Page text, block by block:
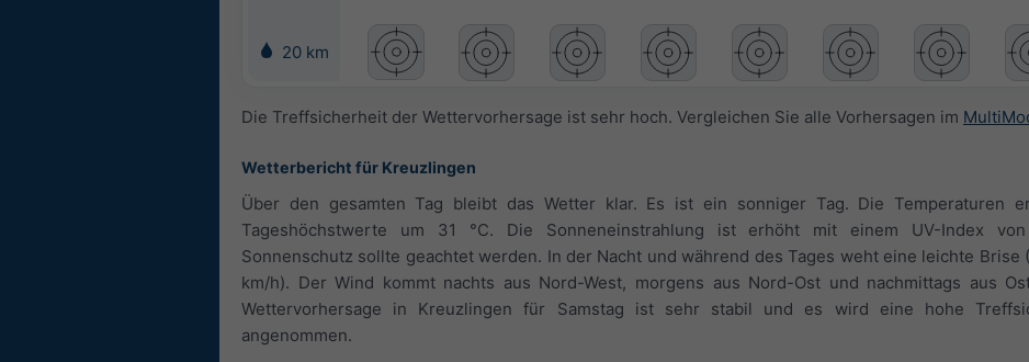
20 km
Die Treffsicherheit der Wettervorhersage ist sehr hoch. Vergleichen Sie alle Vorhersagen im
Wetterbericht für Kreuzlingen
Über den gesamten Tag bleibt das Wetter klar. Es ist ein sonniger Tag. Die Temperaturen
Tageshöchstwerte um 31 °C. Die Sonneneinstrahlung ist erhöht mit einem UV-Index
Sonnenschutz sollte geachtet werden. In der Nacht und während des Tages weht eine leichte Brise
km/h). Der Wind kommt nachts aus Nord-West, morgens aus Nord-Ost und nachmittags aus
Wettervorhersage in Kreuzlingen für Samstag ist sehr stabil und es wird eine hohe
angenommen.